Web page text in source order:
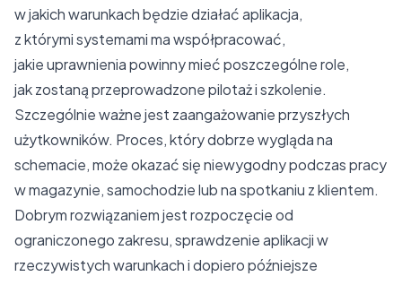
w jakich warunkach będzie działać aplikacja,
z którymi systemami ma współpracować,
jakie uprawnienia powinny mieć poszczególne role,
jak zostaną przeprowadzone pilotaż i szkolenie.
Szczególnie ważne jest zaangażowanie przyszłych
użytkowników. Proces, który dobrze wygląda na
schemacie, może okazać się niewygodny podczas pracy
w magazynie, samochodzie lub na spotkaniu z klientem.
Dobrym rozwiązaniem jest rozpoczęcie od
ograniczonego zakresu, sprawdzenie aplikacji w
rzeczywistych warunkach i dopiero późniejsze